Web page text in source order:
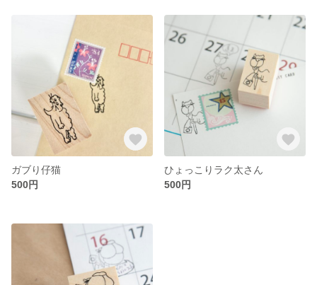
ガブり仔猫
500円
ひょっこりラク太さん
500円